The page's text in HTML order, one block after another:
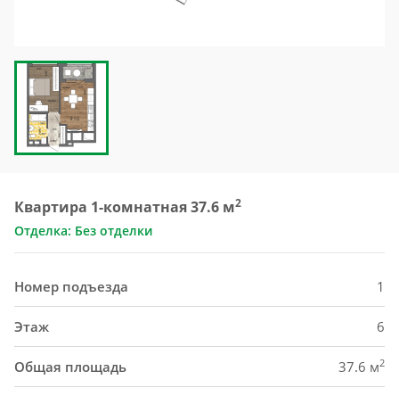
Квартира 1-комнатная 37.6 м2
Отделка: Без отделки
Номер подъезда 1
Этаж 6
Общая площадь 37.6 м2